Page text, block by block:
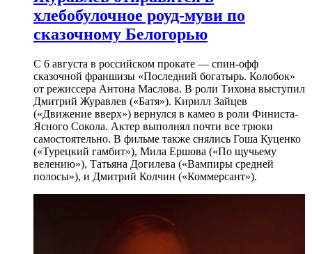
хлебобулочное роуд-муви по
сказочному Белогорью
С 6 августа в российском прокате — спин-офф
сказочной франшизы «Последний богатырь. Колобок»
от режиссера Антона Маслова. В роли Тихона выступил
Дмитрий Журавлев («Батя»). Кирилл Зайцев
(«Движение вверх») вернулся в камео в роли Финиста-
Ясного Сокола. Актер выполнял почти все трюки
самостоятельно. В фильме также снялись Гоша Куценко
(«Турецкий гамбит»), Мила Ершова («По щучьему
велению»), Татьяна Догилева («Вампиры средней
полосы»), и Дмитрий Колчин («Коммерсант»).